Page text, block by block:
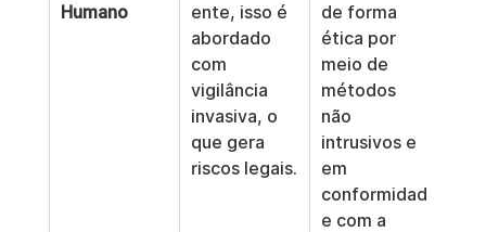
Humano
ente, isso é
abordado
com
vigilância
invasiva, o
que gera
riscos legais.
de forma
ética por
meio de
métodos
não
intrusivos e
em
conformidad
e com a